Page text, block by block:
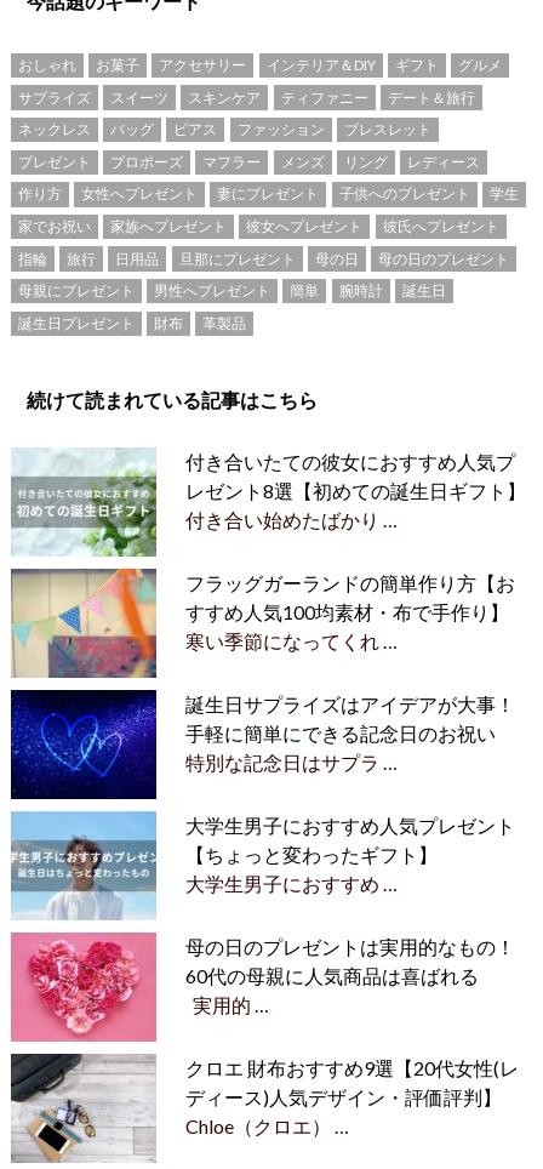
おしゃれ お菓子 アクセサリー インテリア＆DIY ギフト
グルメ
サプライズ
スイーツ スキンケア ティファニー
デート＆旅行
ネックレス
バッグ ピアス ファッション
ブレスレット
プレゼント
プロポーズ マフラー メンズ リング
レディース
作り方
女性へプレゼント 妻にプレゼント 子供へのプレゼント
学生
家でお祝い
家族へプレゼント 彼女へプレゼント
彼氏へプレゼント
指輪
旅行 日用品 旦那にプレゼント 母の日
母の日のプレゼント
母親にプレゼント
男性へプレゼント 簡単 腕時計
誕生日
誕生日プレゼント
財布 革製品
続けて読まれている記事はこちら
付き合いたての彼女におすすめ人気プ
レゼント8選【初めての誕生日ギフト】
付き合い始めたばかり …
フラッグガーランドの簡単作り方【お
すすめ人気100均素材・布で手作り】
寒い季節になってくれ …
誕生日サプライズはアイデアが大事！
手軽に簡単にできる記念日のお祝い
特別な記念日はサプラ …
大学生男子におすすめ人気プレゼント
【ちょっと変わったギフト】
大学生男子におすすめ …
母の日のプレゼントは実用的なもの！
60代の母親に人気商品は喜ばれる
実用的 …
クロエ 財布おすすめ9選【20代女性(レ
ディース)人気デザイン・評価評判】
Chloe（クロエ） …